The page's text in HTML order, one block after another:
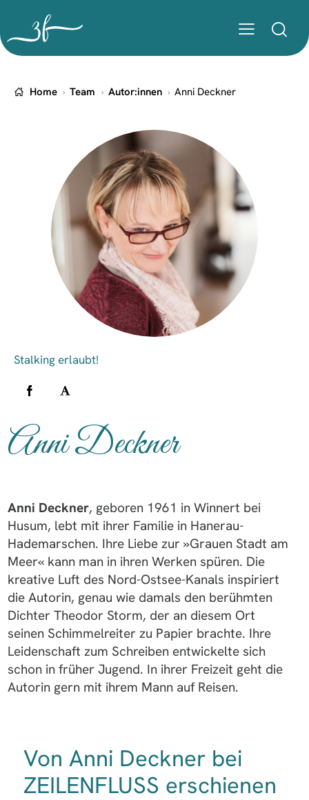
Home Team Autor:innen Anni Deckner
Anni Deckner
Anni Deckner, geboren 1961 in Winnert bei
Husum, lebt mit ihrer Familie in Hanerau-
Hademarschen. Ihre Liebe zur »Grauen Stadt am
Meer« kann man in ihren Werken spüren. Die
kreative Luft des Nord-Ostsee-Kanals inspiriert
die Autorin, genau wie damals den berühmten
Dichter Theodor Storm, der an diesem Ort
seinen Schimmelreiter zu Papier brachte. Ihre
Leidenschaft zum Schreiben entwickelte sich
schon in früher Jugend. In ihrer Freizeit geht die
Autorin gern mit ihrem Mann auf Reisen.
Von Anni Deckner bei
ZEILENFLUSS erschienen